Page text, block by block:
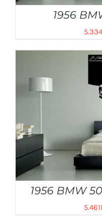
1956
5.334
1956 BMW
5.461